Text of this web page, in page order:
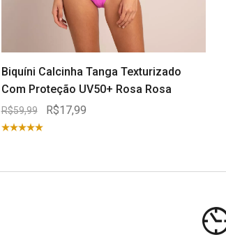
Biquíni Calcinha Tanga Texturizado
Com Proteção UV50+ Rosa Rosa
R$59,99 R$17,99